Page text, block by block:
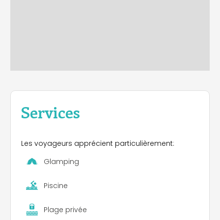
Services
Les voyageurs apprécient particulièrement:
Glamping
Piscine
Plage privée